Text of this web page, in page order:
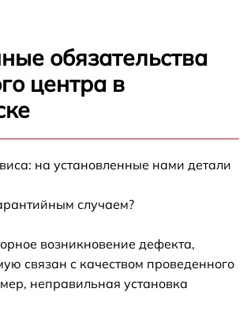
обязательства
центра в
на установленные нами детали
случаем?
возникновение дефекта,
связан с качеством проведенного
неправильная установка